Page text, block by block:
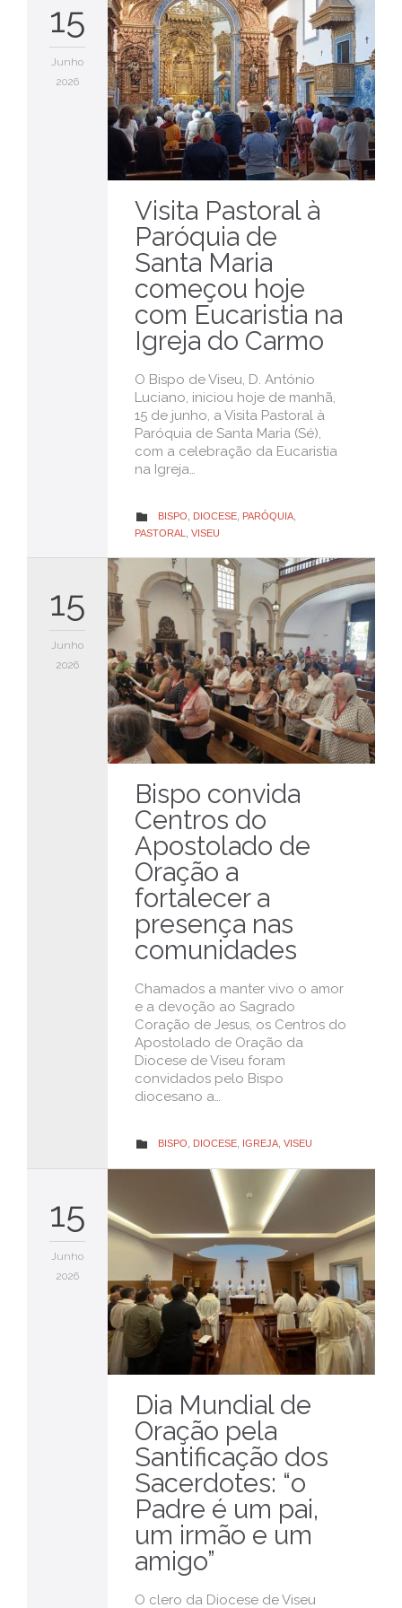
15
Junho
2026
Visita Pastoral à
Paróquia de
Santa Maria
começou hoje
com Eucaristia na
Igreja do Carmo
O Bispo de Viseu, D. António
Luciano, iniciou hoje de manhã,
15 de junho, a Visita Pastoral à
Paróquia de Santa Maria (Sé),
com a celebração da Eucaristia
na Igreja…
 CATEGORY
BISPO DIOCESE PARÓQUIA
PASTORAL
VISEU
15
Junho
2026
Bispo convida
Centros do
Apostolado de
Oração a
fortalecer a
presença nas
comunidades
Chamados a manter vivo o amor
e a devoção ao Sagrado
Coração de Jesus, os Centros do
Apostolado de Oração da
Diocese de Viseu foram
convidados pelo Bispo
diocesano a…
 CATEGORY
BISPO DIOCESE IGREJA VISEU
15
Junho
2026
Dia Mundial de
Oração pela
Santificação dos
Sacerdotes: “o
Padre é um pai,
um irmão e um
amigo”
O clero da Diocese de Viseu